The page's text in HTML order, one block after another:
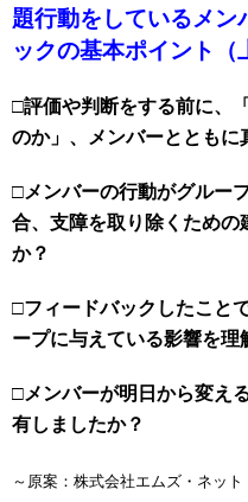
題行動をしているメン
ックの基本ポイント（
□評価や判断をする前に、
のか」、メンバーとともに
□メンバーの行動がグルー
合、支障を取り除くための
か？
□フィードバックしたこと
ープに与えている影響を理
□メンバーが明日から変え
有しましたか？
～原案：株式会社エムズ・ネッ